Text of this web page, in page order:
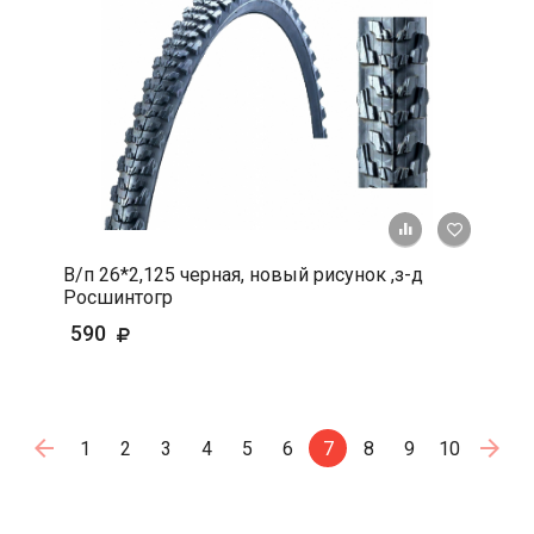
+ К
В/п 26*2,125 черная, новый рисунок ,з-д
Росшинтогр
590
1 2 3 4 5 6 7 8 9 10